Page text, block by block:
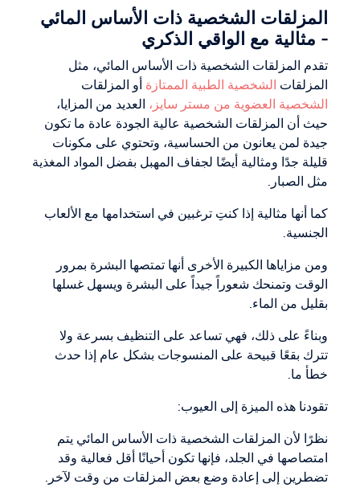
المزلقات الشخصية ذات الأساس المائي
- مثالية مع الواقي الذكري
تقدم المزلقات الشخصية ذات الأساس المائي، مثل
المزلقات الشخصية الطبية الممتازة أو المزلقات
الشخصية العضوية من مستر سايز، العديد من المزايا،
حيث أن المزلقات الشخصية عالية الجودة عادة ما تكون
جيدة لمن يعانون من الحساسية، وتحتوي على مكونات
قليلة جدًا ومثالية أيضًا لجفاف المهبل بفضل المواد المغذية
مثل الصبار.
كما أنها مثالية إذا كنتِ ترغبين في استخدامها مع الألعاب
الجنسية.
ومن مزاياها الكبيرة الأخرى أنها تمتصها البشرة بمرور
الوقت وتمنحك شعوراً جيداً على البشرة ويسهل غسلها
بقليل من الماء.
وبناءً على ذلك، فهي تساعد على التنظيف بسرعة ولا
تترك بقعًا قبيحة على المنسوجات بشكل عام إذا حدث
خطأ ما.
تقودنا هذه الميزة إلى العيوب:
نظرًا لأن المزلقات الشخصية ذات الأساس المائي يتم
امتصاصها في الجلد، فإنها تكون أحيانًا أقل فعالية وقد
تضطرين إلى إعادة وضع بعض المزلقات من وقت لآخر.